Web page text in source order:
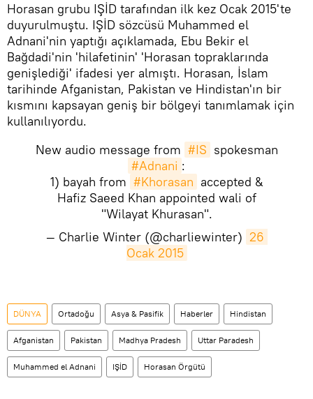
Horasan grubu IŞİD tarafından ilk kez Ocak 2015'te
duyurulmuştu. IŞİD sözcüsü Muhammed el
Adnani'nin yaptığı açıklamada, Ebu Bekir el
Bağdadi'nin 'hilafetinin' 'Horasan topraklarında
genişlediği' ifadesi yer almıştı. Horasan, İslam
tarihinde Afganistan, Pakistan ve Hindistan'ın bir
kısmını kapsayan geniş bir bölgeyi tanımlamak için
kullanılıyordu.
New audio message from #IS spokesman
#Adnani :
1) bayah from #Khorasan accepted &
Hafiz Saeed Khan appointed wali of
"Wilayat Khurasan".
— Charlie Winter (@charliewinter) 26
Ocak 2015
DÜNYA Ortadoğu Asya & Pasifik Haberler Hindistan
Afganistan Pakistan Madhya Pradesh Uttar Paradesh
Muhammed el Adnani IŞİD Horasan Örgütü